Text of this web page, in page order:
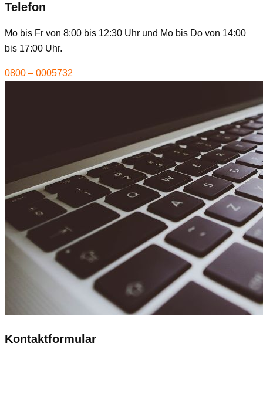
Telefon
Mo bis Fr von 8:00 bis 12:30 Uhr und Mo bis Do von 14:00
bis 17:00 Uhr.
0800 – 0005732
Kontaktformular